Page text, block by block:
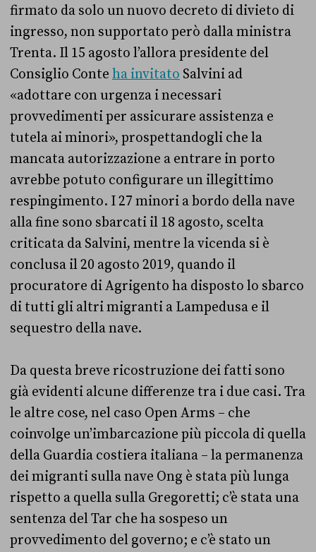
firmato da solo un nuovo decreto di divieto di
ingresso, non supportato però dalla ministra
Trenta. Il 15 agosto l’allora presidente del
Consiglio Conte ha invitato Salvini ad
«adottare con urgenza i necessari
provvedimenti per assicurare assistenza e
tutela ai minori», prospettandogli che la
mancata autorizzazione a entrare in porto
avrebbe potuto configurare un illegittimo
respingimento. I 27 minori a bordo della nave
alla fine sono sbarcati il 18 agosto, scelta
criticata da Salvini, mentre la vicenda si è
conclusa il 20 agosto 2019, quando il
procuratore di Agrigento ha disposto lo sbarco
di tutti gli altri migranti a Lampedusa e il
sequestro della nave.
Da questa breve ricostruzione dei fatti sono
già evidenti alcune differenze tra i due casi. Tra
le altre cose, nel caso Open Arms – che
coinvolge un’imbarcazione più piccola di quella
della Guardia costiera italiana – la permanenza
dei migranti sulla nave Ong è stata più lunga
rispetto a quella sulla Gregoretti; c’è stata una
sentenza del Tar che ha sospeso un
provvedimento del governo; e c’è stato un